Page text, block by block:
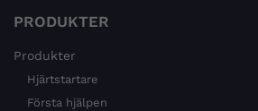
PRODUKTER
Produkter
Hjärtstartare
Första hjälpen